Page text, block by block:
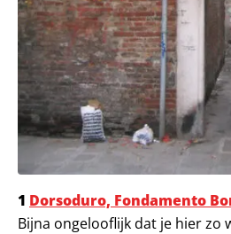
1 Dorsoduro, Fondamento
Bijna ongelooflijk dat je hier zo